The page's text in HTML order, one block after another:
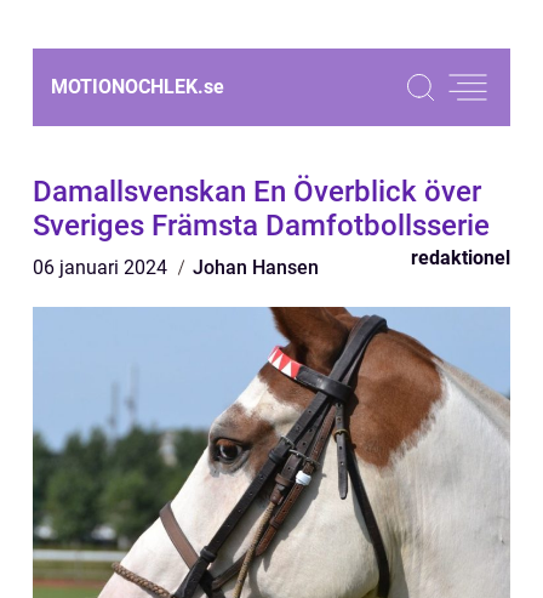
MOTIONOCHLEK.se
Damallsvenskan En Överblick över
Sveriges Främsta Damfotbollsserie
06 januari 2024 Johan Hansen redaktionel